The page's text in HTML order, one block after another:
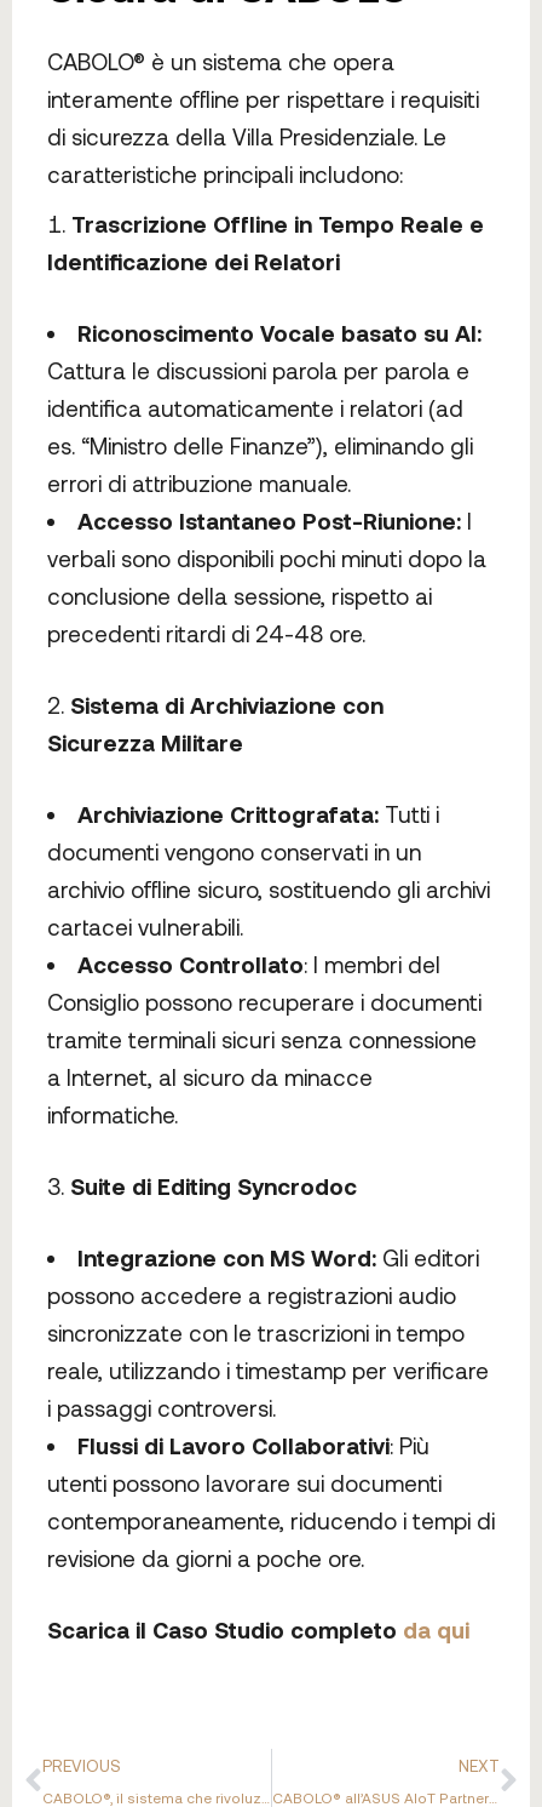
CABOLO® è un sistema che opera
interamente offline per rispettare i requisiti
di sicurezza della Villa Presidenziale. Le
caratteristiche principali includono:
Trascrizione Offline in Tempo Reale e
Identificazione dei Relatori
Riconoscimento Vocale basato su AI:
Cattura le discussioni parola per parola e
identifica automaticamente i relatori (ad
es. “Ministro delle Finanze”), eliminando gli
errori di attribuzione manuale.
Accesso Istantaneo Post-Riunione: I
verbali sono disponibili pochi minuti dopo la
conclusione della sessione, rispetto ai
precedenti ritardi di 24-48 ore.
Sistema di Archiviazione con
Sicurezza Militare
Archiviazione Crittografata: Tutti i
documenti vengono conservati in un
archivio offline sicuro, sostituendo gli archivi
cartacei vulnerabili.
Accesso Controllato: I membri del
Consiglio possono recuperare i documenti
tramite terminali sicuri senza connessione
a Internet, al sicuro da minacce
informatiche.
Suite di Editing Syncrodoc
Integrazione con MS Word: Gli editori
possono accedere a registrazioni audio
sincronizzate con le trascrizioni in tempo
reale, utilizzando i timestamp per verificare
i passaggi controversi.
Flussi di Lavoro Collaborativi: Più
utenti possono lavorare sui documenti
contemporaneamente, riducendo i tempi di
revisione da giorni a poche ore.
Scarica il Caso Studio completo da qui
PREVIOUS NEXT
CABOLO® all’ASUS AIoT Partner Alliance Event 2025